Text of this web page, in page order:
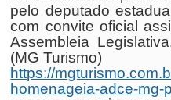
pelo deputado
com convite oficial
Assembleia
(MG Turismo)
https://
homenageia-adce-mg-